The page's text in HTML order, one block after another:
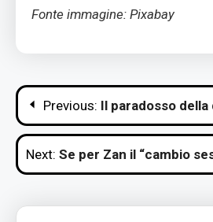
Fonte immagine: Pixabay
Navigazione
articoli
Previous: Il paradosso
Next: Se per Zan il “cambio